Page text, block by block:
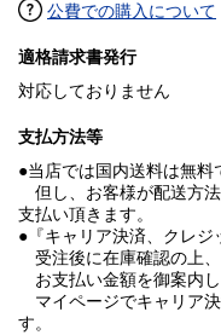
公費での購入について
適格請求書発行
対応しておりません
支払方法等
●当店では国内送料は無
但し、お客様が配送方
支払い頂きます。
●『キャリア決済、クレジ
受注後に在庫確認の上
お支払い金額を御案内し
マイページでキャリア
す。